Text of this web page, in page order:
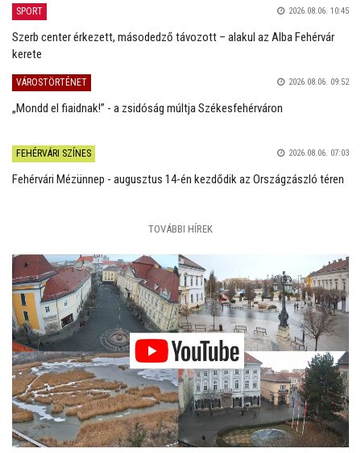
SPORT 2026.08.06. 10:45
Szerb center érkezett, másodedző távozott – alakul az Alba Fehérvár
kerete
VÁROSTÖRTÉNET 2026.08.06. 09:52
„Mondd el fiaidnak!” - a zsidóság múltja Székesfehérváron
FEHÉRVÁRI SZÍNES 2026.08.06. 07:03
Fehérvári Mézünnep - augusztus 14-én kezdődik az Országzászló téren
TOVÁBBI HÍREK